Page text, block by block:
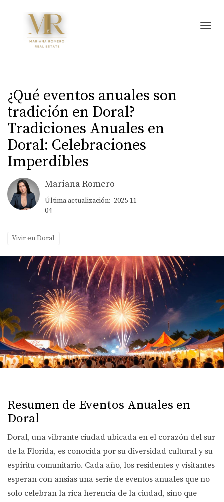
¿Qué eventos anuales son
tradición en Doral?
Tradiciones Anuales en
Doral: Celebraciones
Imperdibles
Mariana Romero
Última actualización: 2025-11-
04
Vivir en Doral
Resumen de Eventos Anuales en
Doral
Doral, una vibrante ciudad ubicada en el corazón del sur
de la Florida, es conocida por su diversidad cultural y su
espíritu comunitario. Cada año, los residentes y visitantes
esperan con ansias una serie de eventos anuales que no
solo celebran la rica herencia de la ciudad, sino que